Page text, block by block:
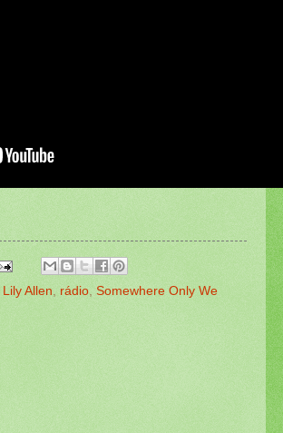
Lily Allen, rádio, Somewhere Only We